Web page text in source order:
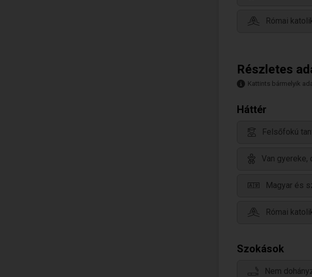
Római
Részletes
Kattints bármelyik
Háttér
Felsőfokú
Van gyereke,
Magyar és
Római
Szokások
Nem